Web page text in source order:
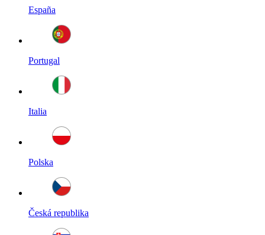
España
Portugal
Italia
Polska
Česká republika